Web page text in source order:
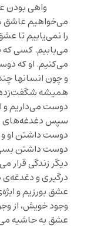
واهی بودن
می‌خواهیم عاشق
را نمی‌یابیم تا
می‌یابیم. کسی که
می‌کنیم. او که
و چون انسانها
همیشه
دوست می‌داریم و
سپس دغدغه‌های
دوست داشتن او
دوست داشتن
دیگر زندگی قرار
درگیری و دغدغه‌‌ی
عشق بورزیم و
وجود خویش، از
عشق به حاشیه